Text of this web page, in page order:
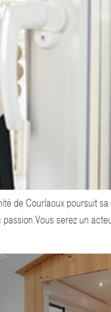
de Courlaoux poursuit
serez un